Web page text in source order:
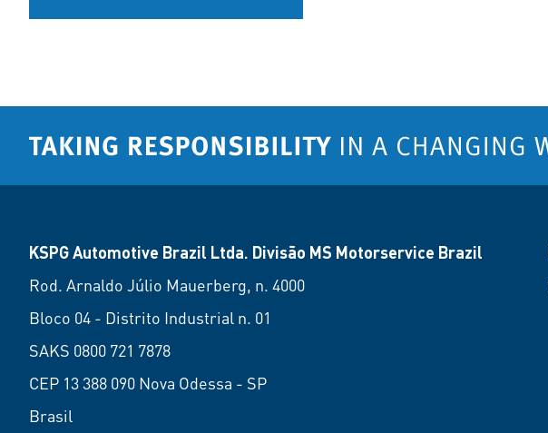
KSPG Automotive Brazil Ltda. Divisão MS Motorservice Brazil
Rod. Arnaldo Júlio Mauerberg, n. 4000
Bloco 04 - Distrito Industrial n. 01
SAKS 0800 721 7878
CEP 13 388 090 Nova Odessa - SP
Brasil